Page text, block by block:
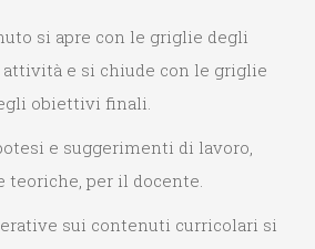
si apre con le griglie degli
e si chiude con le griglie
obiettivi finali.
e suggerimenti di lavoro,
teoriche, per il docente.
sui contenuti curricolari si